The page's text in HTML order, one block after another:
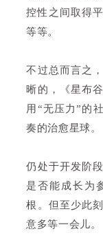
控性之间取得
等等。
不过总而言之
晰的，《星布
用“无压力”的
奏的治愈星球。
仍处于开发阶
是否能成长为
根。但至少此
意多等一会儿。